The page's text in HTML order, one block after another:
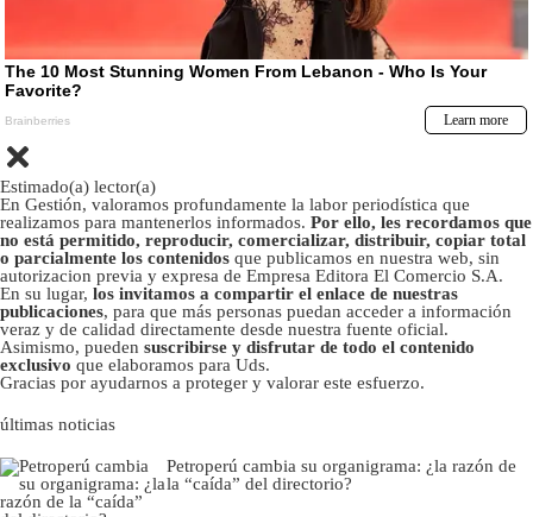
Estimado(a) lector(a)
En Gestión, valoramos profundamente la labor periodística que
realizamos para mantenerlos informados. Por ello, les recordamos que
no está permitido, reproducir, comercializar, distribuir, copiar total
o parcialmente los contenidos que publicamos en nuestra web, sin
autorizacion previa y expresa de Empresa Editora El Comercio S.A.
En su lugar, los invitamos a compartir el enlace de nuestras
publicaciones, para que más personas puedan acceder a información
veraz y de calidad directamente desde nuestra fuente oficial.
Asimismo, pueden suscribirse y disfrutar de todo el contenido
exclusivo que elaboramos para Uds.
Gracias por ayudarnos a proteger y valorar este esfuerzo.
últimas noticias
Petroperú cambia su organigrama: ¿la razón de
la “caída” del directorio?